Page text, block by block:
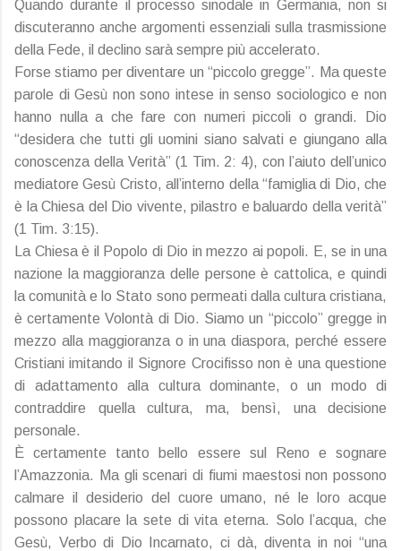
Quando durante il processo sinodale in Germania, non si
discuteranno anche argomenti essenziali sulla trasmissione
della Fede, il declino sarà sempre più accelerato.
Forse stiamo per diventare un “piccolo gregge”. Ma queste
parole di Gesù non sono intese in senso sociologico e non
hanno nulla a che fare con numeri piccoli o grandi. Dio
“desidera che tutti gli uomini siano salvati e giungano alla
conoscenza della Verità” (1 Tim. 2: 4), con l’aiuto dell’unico
mediatore Gesù Cristo, all’interno della “famiglia di Dio, che
è la Chiesa del Dio vivente, pilastro e baluardo della verità”
(1 Tim. 3:15).
La Chiesa è il Popolo di Dio in mezzo ai popoli. E, se in una
nazione la maggioranza delle persone è cattolica, e quindi
la comunità e lo Stato sono permeati dalla cultura cristiana,
è certamente Volontà di Dio. Siamo un “piccolo” gregge in
mezzo alla maggioranza o in una diaspora, perché essere
Cristiani imitando il Signore Crocifisso non è una questione
di adattamento alla cultura dominante, o un modo di
contraddire quella cultura, ma, bensì, una decisione
personale.
È certamente tanto bello essere sul Reno e sognare
l’Amazzonia. Ma gli scenari di fiumi maestosi non possono
calmare il desiderio del cuore umano, né le loro acque
possono placare la sete di vita eterna. Solo l’acqua, che
Gesù, Verbo di Dio Incarnato, ci dà, diventa in noi “una